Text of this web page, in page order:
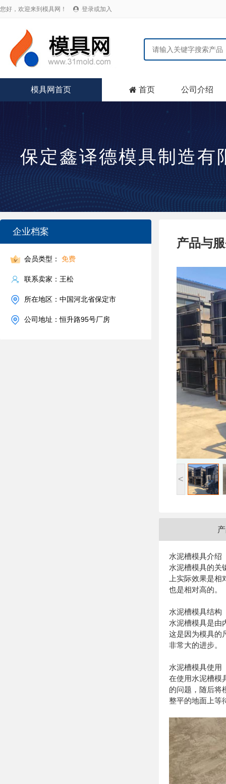
您好，欢迎来到模具网！  登录或加入
模具网首页  首页 公司介绍
保定鑫译德模具制造有
企业档案
会员类型： 免费
联系卖家：王松
所在地区：中国河北省保定市
公司地址：恒升路95号厂房
产品与
<
水泥槽模具介绍
水泥槽模具的关
上实际效果是
也是相对高的。
水泥槽模具结构
水泥槽模具是由
这是因为模具的
非常大的进步。
水泥槽模具使用
在使用水泥槽模
的问题，随后将
整平的地面上等